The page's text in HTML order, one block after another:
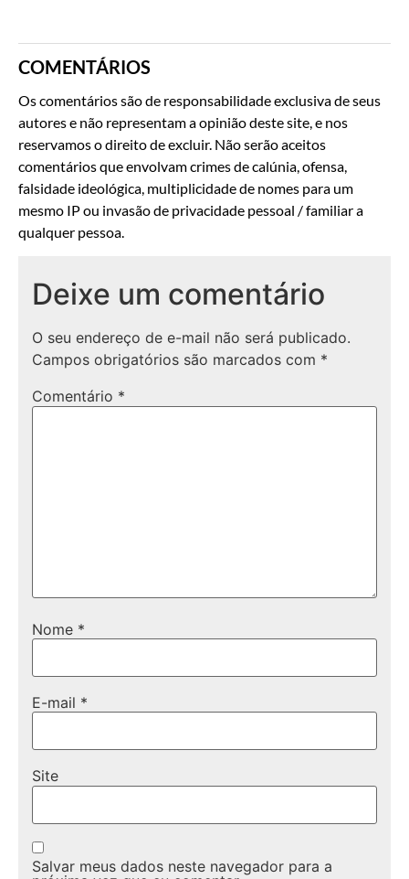
COMENTÁRIOS
Os comentários são de responsabilidade exclusiva de seus
autores e não representam a opinião deste site, e nos
reservamos o direito de excluir. Não serão aceitos
comentários que envolvam crimes de calúnia, ofensa,
falsidade ideológica, multiplicidade de nomes para um
mesmo IP ou invasão de privacidade pessoal / familiar a
qualquer pessoa.
Deixe um comentário
O seu endereço de e-mail não será publicado.
Campos obrigatórios são marcados com *
Comentário *
Nome *
E-mail *
Site
Salvar meus dados neste navegador para a